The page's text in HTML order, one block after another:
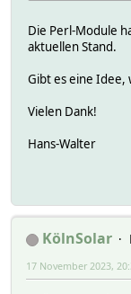
Die Perl-Module
aktuellen Stand.
Gibt es eine Idee,
Vielen Dank!
Hans-Walter
KölnSolar
17 November 2023,